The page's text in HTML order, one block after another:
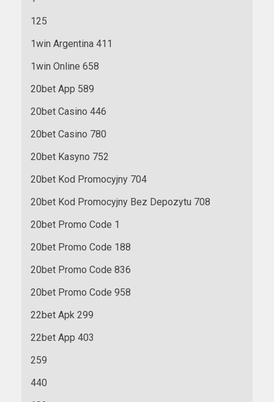
125
1win Argentina 411
1win Online 658
20bet App 589
20bet Casino 446
20bet Casino 780
20bet Kasyno 752
20bet Kod Promocyjny 704
20bet Kod Promocyjny Bez Depozytu 708
20bet Promo Code 1
20bet Promo Code 188
20bet Promo Code 836
20bet Promo Code 958
22bet Apk 299
22bet App 403
259
440